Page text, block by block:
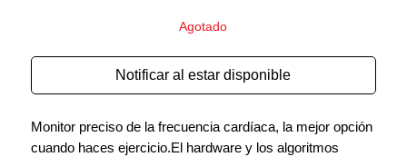
Agotado
Notificar al estar disponible
Monitor preciso de la frecuencia cardíaca, la mejor opción
cuando haces ejercicio.El hardware y los algoritmos